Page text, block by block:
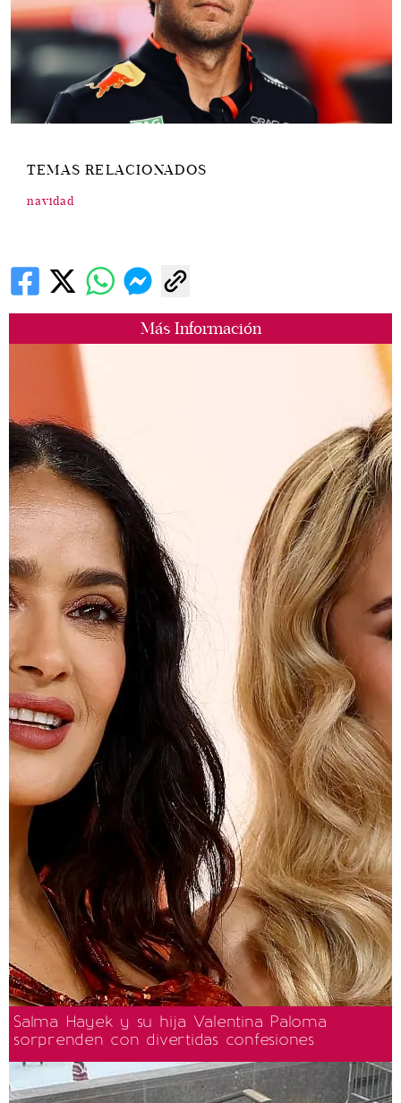
Más Información
Salma Hayek y su hija Valentina Paloma
sorprenden con divertidas confesiones
TEMAS RELACIONADOS
navidad